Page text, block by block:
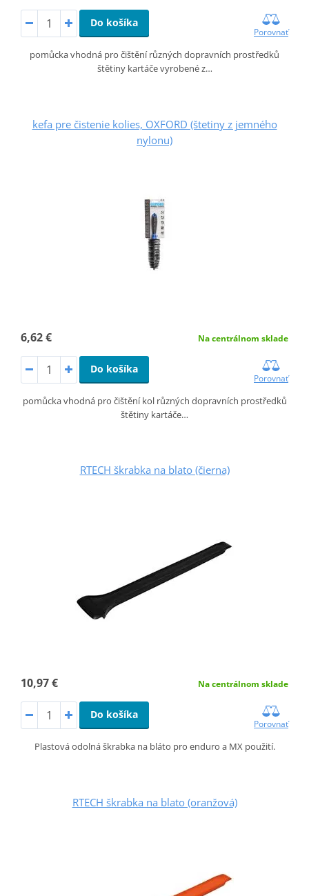
Do košíka
Porovnať
pomůcka vhodná pro čištění různých dopravních prostředků
štětiny kartáče vyrobené z…
kefa pre čistenie kolies, OXFORD (štetiny z jemného
nylonu)
6,62 € Na centrálnom sklade
Do košíka
Porovnať
pomůcka vhodná pro čištění kol různých dopravních prostředků
štětiny kartáče…
RTECH škrabka na blato (čierna)
10,97 € Na centrálnom sklade
Do košíka
Porovnať
Plastová odolná škrabka na bláto pro enduro a MX použití.
RTECH škrabka na blato (oranžová)